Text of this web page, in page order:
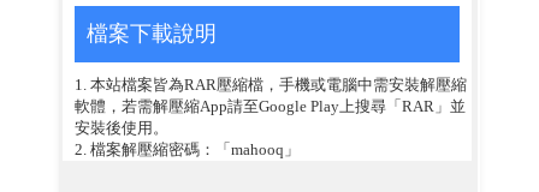
檔案下載說明
1. 本站檔案皆為RAR壓縮檔，手機或電腦中需安裝解壓縮
軟體，若需解壓縮App請至Google Play上搜尋「RAR」並
安裝後使用。
2. 檔案解壓縮密碼：「mahooq」